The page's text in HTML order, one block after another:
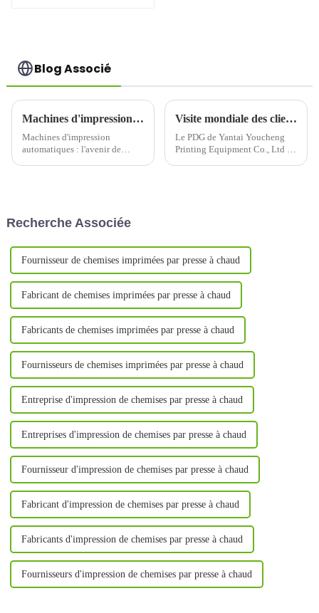
Blog Associé
Machines d'impression automatiques : l'avenir de l'impression efficace et de haute qualité
Machines d'impression
automatiques : l'avenir de
et les particuliers recherchent
Visite mondiale des clients du PDG de Yantai Youcheng
Le PDG de Yantai Youcheng
Printing Equipment Co., Ltd a
Recherche Associée
Fournisseur de chemises imprimées par presse à chaud
Fabricant de chemises imprimées par presse à chaud
Fabricants de chemises imprimées par presse à chaud
Fournisseurs de chemises imprimées par presse à chaud
Entreprise d'impression de chemises par presse à chaud
Entreprises d'impression de chemises par presse à chaud
Fournisseur d'impression de chemises par presse à chaud
Fabricant d'impression de chemises par presse à chaud
Fabricants d'impression de chemises par presse à chaud
Fournisseurs d'impression de chemises par presse à chaud